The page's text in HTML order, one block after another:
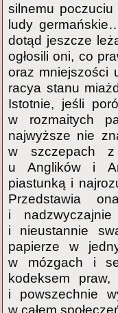
silnemu poczuciu
ludy
dotąd jeszcze
ogłosili oni, co
oraz mniejszości
racya stanu
Istotnie, jeśli
w rozmaitych
najwyższe nie
w szczepach z
u Anglików i
piastunką i
Przedstawia
i
i nieustannie
papierze w
w mózgach i
kodeksem
i powszechnie
w całem